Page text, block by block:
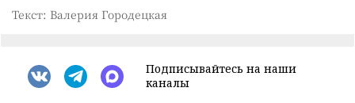
Текст: Валерия Городецкая
Подписывайтесь на наши
каналы